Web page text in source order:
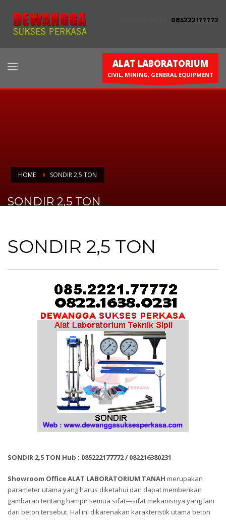
085222177772
ALAT LABORATORIUM
CIVIL, MINING, GENERAL EQUIPMENT
HOME SONDIR 2,5 TON
SONDIR 2,5 TON
SONDIR 2,5 TON
SONDIR 2,5 TON Hub : 085222177772 / 082216380231
Showroom Office ALAT LABORATORIUM TANAH merupakan
parameter utama yang harus diketahui dan dapat memberikan
gambaran tentang hampir semua sifat—sifat mekanisnya yang lain
dari beton tersebut. Hal ini dikarenakan karakteristik utama beton